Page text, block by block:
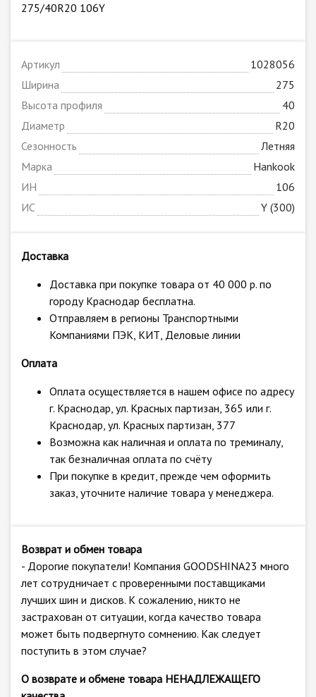
275/40R20 106Y
Артикул
1028056
Ширина
275
Высота профиля
40
Диаметр
R20
Сезонность
Летняя
Марка
Hankook
ИН
106
ИС
Y (300)
Доставка
Доставка при покупке товара от 40 000 р. по
городу Краснодар бесплатна.
Отправляем в регионы Транспортными
Компаниями ПЭК, КИТ, Деловые линии
Оплата
Оплата осуществляется в нашем офисе по адресу
г. Краснодар, ул. Красных партизан, 365 или г.
Краснодар, ул. Красных партизан, 377
Возможна как наличная и оплата по треминалу,
так безналичная оплата по счёту
При покупке в кредит, прежде чем оформить
заказ, уточните наличие товара у менеджера.
Возврат и обмен товара
- Дорогие покупатели! Компания GOODSHINA23 много
лет сотрудничает с проверенными поставщиками
лучших шин и дисков. К сожалению, никто не
застрахован от ситуации, когда качество товара
может быть подвергнуто сомнению. Как следует
поступить в этом случае?
О возврате и обмене товара НЕНАДЛЕЖАЩЕГО